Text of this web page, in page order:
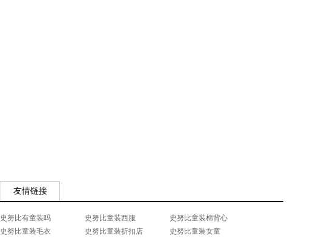
友情链接
史努比有童装吗 史努比童装西服
史努比童装棉背心
史努比童装毛衣 史努比童装折扣店
史努比童装女童